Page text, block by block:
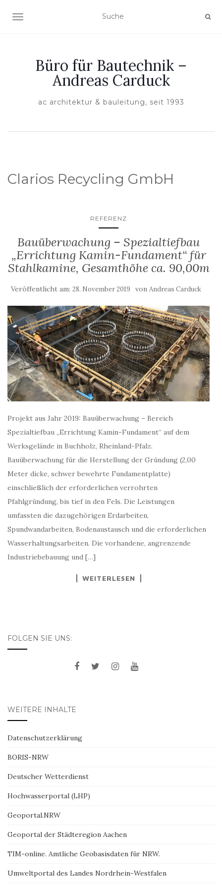
NAVIGATION EIN-/AUSSCHALTEN
Büro für Bautechnik –
Andreas Carduck
ac architektur & bauleitung, seit 1993
Clarios Recycling GmbH
REFERENZ
Bauüberwachung – Spezialtiefbau
„Errichtung Kamin-Fundament“ für
Stahlkamine, Gesamthöhe ca. 90,00m
Veröffentlicht am: 28. November 2019 von Andreas Carduck
Projekt aus Jahr 2019: Bauüberwachung – Bereich
Spezialtiefbau „Errichtung Kamin-Fundament“ auf dem
Werksgelände in Buchholz, Rheinland-Pfalz.
Bauüberwachung für die Herstellung der Gründung (2,00
Meter dicke, schwer bewehrte Fundamentplatte)
einschließlich der erforderlichen verrohrten
Pfahlgründung, bis tief in den Fels. Die Leistungen
umfassten die dazugehörigen Erdarbeiten,
Spundwandarbeiten, Bodenaustausch und die erforderlichen
Wasserhaltungsarbeiten. Die vorhandene, angrenzende
Industriebebauung und […]
WEITERLESEN
FOLGEN SIE UNS:
WEITERE INHALTE
Datenschutzerklärung
BORIS-NRW
Deutscher Wetterdienst
Hochwasserportal (LHP)
Geoportal.NRW
Geoportal der Städteregion Aachen
TIM-online. Amtliche Geobasisdaten für NRW.
Umweltportal des Landes Nordrhein-Westfalen